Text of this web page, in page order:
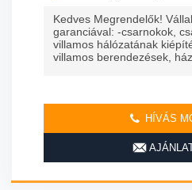
Kedves Megrendelők!
garanciával: -csarnokok,
villamos hálózatának
villamos berendezések,
HÍVÁS